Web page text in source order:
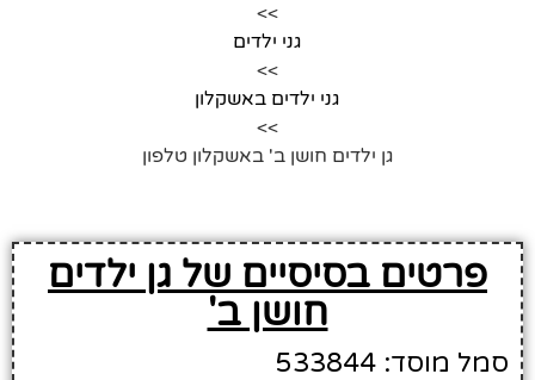
>>
גני ילדים
>>
גני ילדים באשקלון
>>
גן ילדים חושן ב' באשקלון טלפון
פרטים בסיסיים של גן ילדים
חושן ב'
סמל מוסד: 533844